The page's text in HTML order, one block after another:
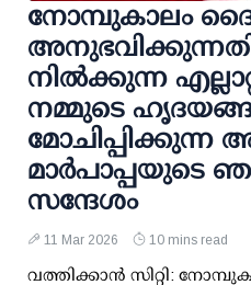
നോമ്പുകാലം
നിൽക്കുന്ന
നമ്മുടെ
മോചിപ്പിക്കുന്ന
മാർപാപ്പയുടെ
സന്ദേശം
11 Mar 2026 10 mins read
വത്തിക്കാൻ സിറ്റി: